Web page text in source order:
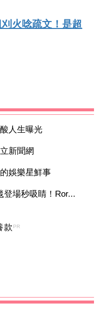
火唸疏文！是超
人生曝光
新聞網
娛樂星鮮事
登場秒吸睛！Ror...
款 PR